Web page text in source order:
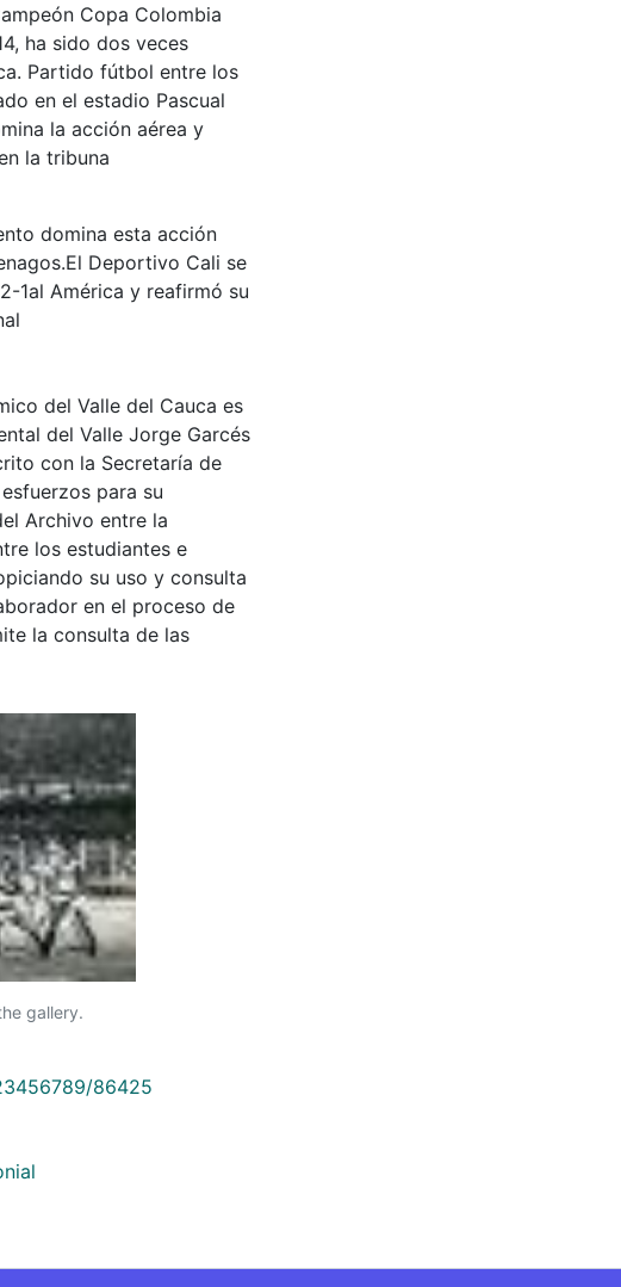
Copa Colombia
ha sido dos veces
Partido fútbol entre los
en el estadio Pascual
la acción aérea y
la tribuna
domina esta acción
Deportivo Cali se
1al América y reafirmó su
del Valle del Cauca es
del Valle Jorge Garcés
con la Secretaría de
para su
Archivo entre la
los estudiantes e
su uso y consulta
en el proceso de
la consulta de las
gallery.
86425